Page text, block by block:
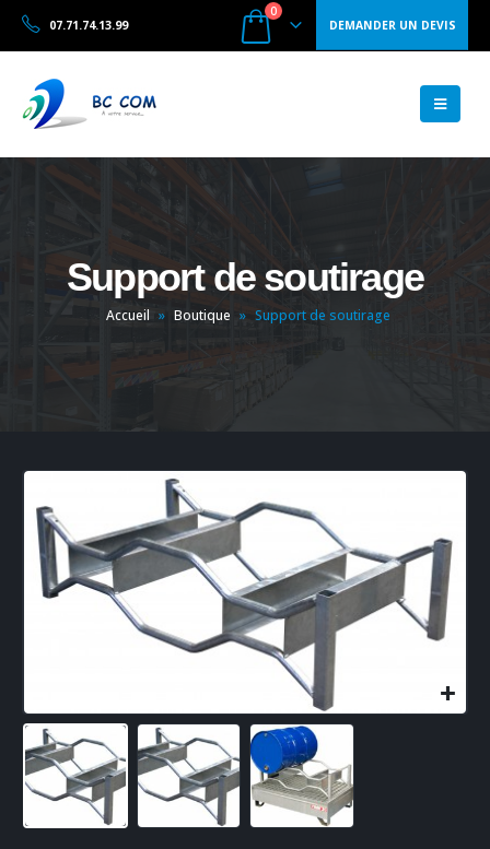
07.71.74.13.99
0
DEMANDER UN DEVIS
Support de soutirage
Accueil » Boutique » Support de soutirage